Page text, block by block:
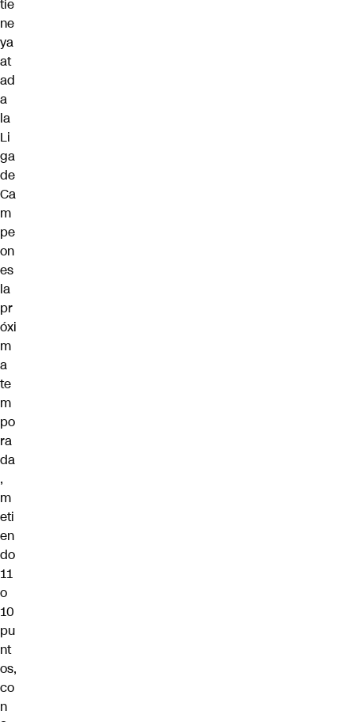
tie
ne
ya
at
ad
a
la
Li
ga
de
Ca
m
pe
on
es
la
pr
óxi
m
a
te
m
po
ra
da
,
m
eti
en
do
11
o
10
pu
nt
os,
co
n